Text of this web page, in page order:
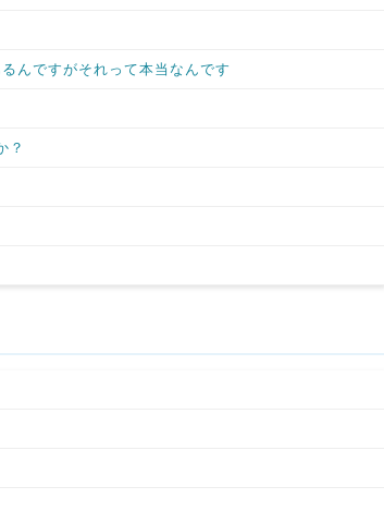
んですがそれって本当なんです
？